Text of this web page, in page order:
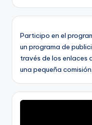
Participo en el
un programa de
través de los enlaces
una pequeña comisión.